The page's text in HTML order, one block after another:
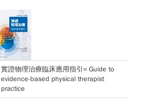
實證物理治療臨床應用指引= Guide to
evidence-based physical therapist
practice